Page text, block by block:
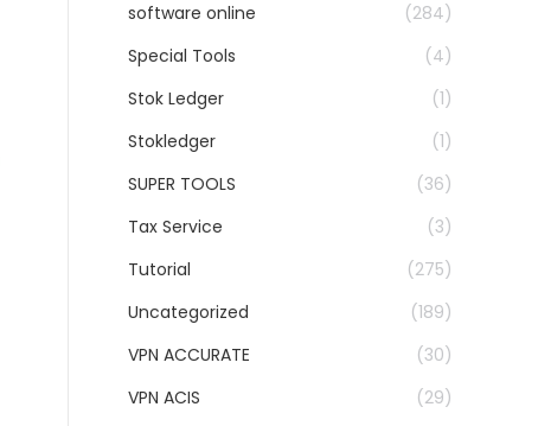
software online
(284)
Special Tools
(4)
Stok Ledger
(1)
Stokledger
(1)
SUPER TOOLS
(36)
Tax Service
(3)
Tutorial
(275)
Uncategorized
(189)
VPN ACCURATE
(30)
VPN ACIS
(29)